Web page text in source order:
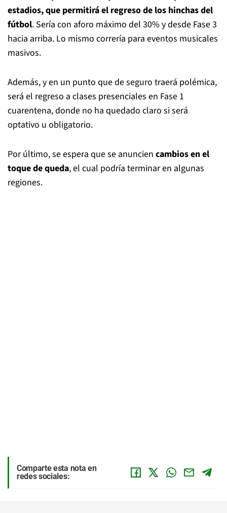
estadios, que permitirá el regreso de los hinchas del
fútbol. Sería con aforo máximo del 30% y desde Fase 3
hacia arriba. Lo mismo correría para eventos musicales
masivos.
Además, y en un punto que de seguro traerá polémica,
será el regreso a clases presenciales en Fase 1
cuarentena, donde no ha quedado claro si será
optativo u obligatorio.
Por último, se espera que se anuncien cambios en el
toque de queda, el cual podría terminar en algunas
regiones.
Comparte esta nota en
redes sociales: